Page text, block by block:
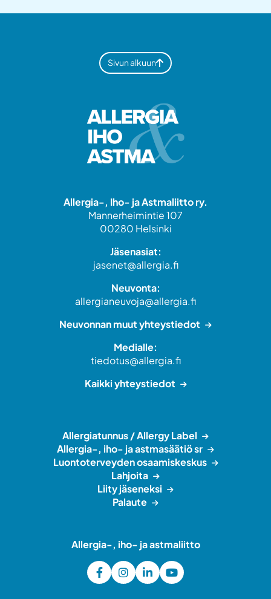
Sivun alkuun
Allergia-, Iho- ja Astmaliitto ry.
Mannerheimintie 107
00280 Helsinki
Jäsenasiat:
jasenet@allergia.fi
Neuvonta:
allergianeuvoja@allergia.fi
Neuvonnan muut yhteystiedot
Medialle:
tiedotus@allergia.fi
Kaikki yhteystiedot
Allergiatunnus / Allergy Label
Allergia-, iho- ja astmasäätiö sr
Luontoterveyden osaamiskeskus
Lahjoita
Liity jäseneksi
Palaute
Allergia-, iho- ja astmaliitto